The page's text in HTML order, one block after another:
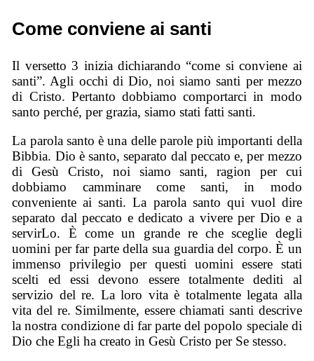
Come conviene ai santi
Il versetto 3 inizia dichiarando “come si conviene ai
santi”. Agli occhi di Dio, noi siamo santi per mezzo
di Cristo. Pertanto dobbiamo comportarci in modo
santo perché, per grazia, siamo stati fatti santi.
La parola santo è una delle parole più importanti della
Bibbia. Dio è santo, separato dal peccato e, per mezzo
di Gesù Cristo, noi siamo santi, ragion per cui
dobbiamo camminare come santi, in modo
conveniente ai santi. La parola santo qui vuol dire
separato dal peccato e dedicato a vivere per Dio e a
servirLo. È come un grande re che sceglie degli
uomini per far parte della sua guardia del corpo. È un
immenso privilegio per questi uomini essere stati
scelti ed essi devono essere totalmente dediti al
servizio del re. La loro vita è totalmente legata alla
vita del re. Similmente, essere chiamati santi descrive
la nostra condizione di far parte del popolo speciale di
Dio che Egli ha creato in Gesù Cristo per Se stesso.